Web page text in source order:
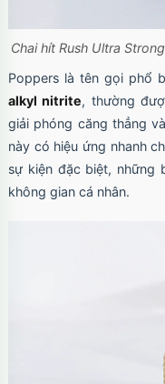
Chai hít Rush Ultra
Poppers là tên gọi phổ
alkyl nitrite, thường
giải phóng căng thẳng
này có hiệu ứng nhanh
sự kiện đặc biệt, những
không gian cá nhân.